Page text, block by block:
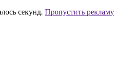
секунд. Пропустить рекламу